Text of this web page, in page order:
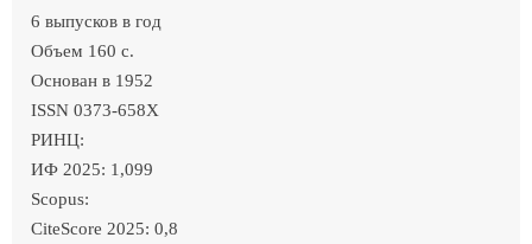
6 выпусков в год
Объем 160 c.
Основан в 1952
ISSN 0373-658X
РИНЦ:
ИФ 2025: 1,099
Scopus:
CiteScore 2025: 0,8